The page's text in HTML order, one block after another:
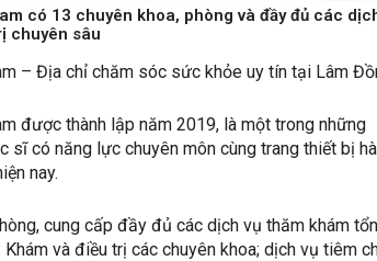
có 13 chuyên khoa, phòng và đầy đủ các
chuyên sâu
– Địa chỉ chăm sóc sức khỏe uy tín tại Lâm
được thành lập năm 2019, là một trong những
sĩ có năng lực chuyên môn cùng trang thiết bị
nay.
cung cấp đầy đủ các dịch vụ thăm khám
và điều trị các chuyên khoa; dịch vụ tiêm